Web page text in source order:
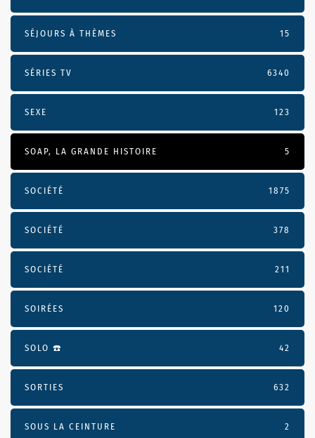
SÉJOURS À THÈMES 15
SÉRIES TV 6340
SEXE 123
SOAP, LA GRANDE HISTOIRE 5
SOCIÉTÉ 1875
SOCIÉTÉ 378
SOCIÉTÉ 211
SOIRÉES 120
SOLO ☎️ 42
SORTIES 632
SOUS LA CEINTURE 2